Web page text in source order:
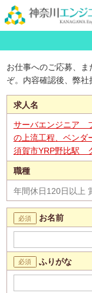
お仕事へのご応募、
ぞ。内容確認後、弊社
求人名
サーバエンジニア
の上流工程、ベンダ
須賀市YRP野比駅
職種
年間休日120日以上
お名前
ふりがな